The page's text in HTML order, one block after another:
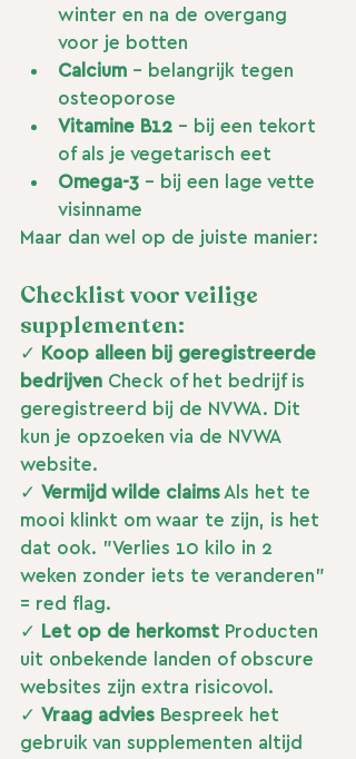
winter en na de overgang
voor je botten
Calcium - belangrijk tegen
osteoporose
Vitamine B12 - bij een tekort
of als je vegetarisch eet
Omega-3 - bij een lage vette
visinname
Maar dan wel op de juiste manier:
Checklist voor veilige
supplementen:
✓ Koop alleen bij geregistreerde
bedrijven Check of het bedrijf is
geregistreerd bij de NVWA. Dit
kun je opzoeken via de NVWA
website.
✓ Vermijd wilde claims Als het te
mooi klinkt om waar te zijn, is het
dat ook. "Verlies 10 kilo in 2
weken zonder iets te veranderen"
= red flag.
✓ Let op de herkomst Producten
uit onbekende landen of obscure
websites zijn extra risicovol.
✓ Vraag advies Bespreek het
gebruik van supplementen altijd